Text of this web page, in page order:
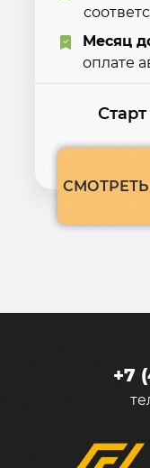
Месяц
оплате
+7